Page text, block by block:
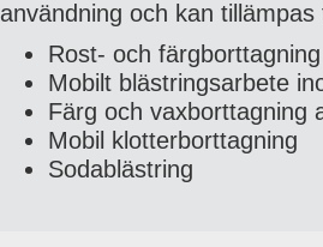
användning och kan tillämpas
Rost- och färgborttagning
Mobilt blästringsarbete
Färg och vaxborttagning
Mobil klotterborttagning
Sodablästring